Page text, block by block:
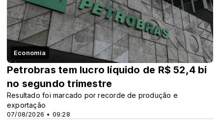
Economia
07/08/2026 • 09:28
Petrobras tem lucro líquido de R$ 52,4 bi
no segundo trimestre
Resultado foi marcado por recorde de produção e
exportação